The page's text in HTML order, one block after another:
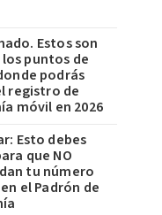
Estos son
los puntos de
podrás
registro de
móvil en 2026
Esto debes
que NO
tu número
el Padrón de